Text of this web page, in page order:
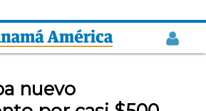
nuevo